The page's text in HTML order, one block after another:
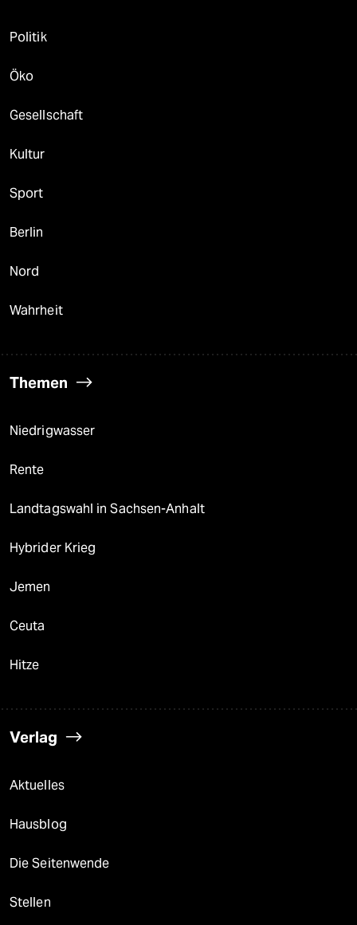
Politik
Öko
Gesellschaft
Kultur
Sport
Berlin
Nord
Wahrheit
Themen
Niedrigwasser
Rente
Landtagswahl in Sachsen-Anhalt
Hybrider Krieg
Jemen
Ceuta
Hitze
Verlag
Aktuelles
Hausblog
Die Seitenwende
Stellen